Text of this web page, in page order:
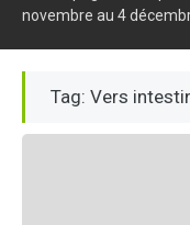
novembre au 4
Tag: Vers